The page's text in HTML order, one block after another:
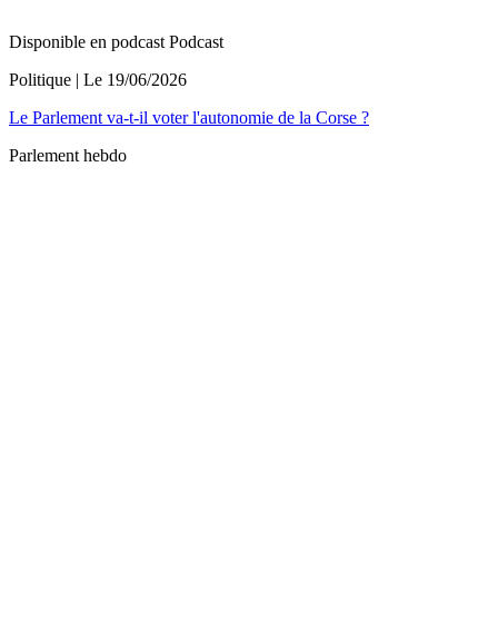
Disponible en podcast Podcast
Politique | Le 19/06/2026
Le Parlement va-t-il voter l'autonomie de la Corse ?
Parlement hebdo